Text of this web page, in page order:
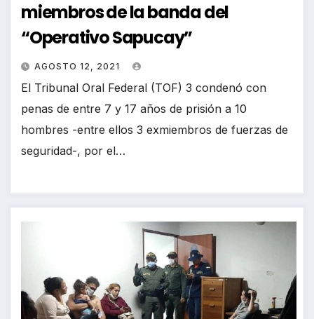
miembros de la banda del
“Operativo Sapucay”
AGOSTO 12, 2021
El Tribunal Oral Federal (TOF) 3 condenó con
penas de entre 7 y 17 años de prisión a 10
hombres -entre ellos 3 exmiembros de fuerzas de
seguridad-, por el…